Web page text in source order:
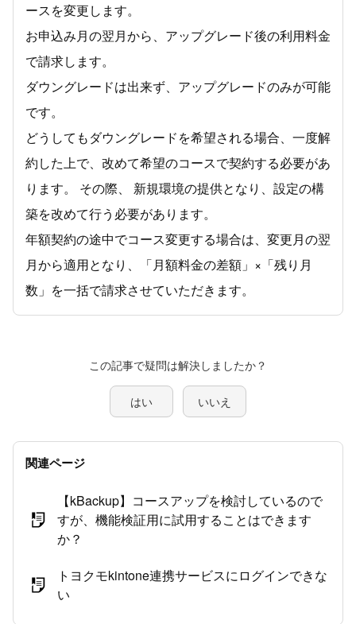
ースを変更します。
お申込み月の翌月から、アップグレード後の利用料金
で請求します。
ダウングレードは出来ず、アップグレードのみが可能
です。
どうしてもダウングレードを希望される場合、一度解
約した上で、改めて希望のコースで契約する必要があ
ります。 その際、 新規環境の提供となり、設定の構
築を改めて行う必要があります。
年額契約の途中でコース変更する場合は、変更月の翌
月から適用となり、「月額料金の差額」×「残り月
数」を一括で請求させていただきます。
この記事で疑問は解決しましたか？
はい いいえ
関連ページ
【kBackup】コースアップを検討しているので
すが、機能検証用に試用することはできます
か？
トヨクモkintone連携サービスにログインできな
い